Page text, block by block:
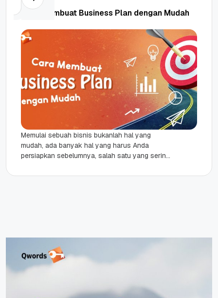
Cara Membuat Business Plan dengan Mudah
Memulai sebuah bisnis bukanlah hal yang
mudah, ada banyak hal yang harus Anda
persiapkan sebelumnya, salah satu yang sering